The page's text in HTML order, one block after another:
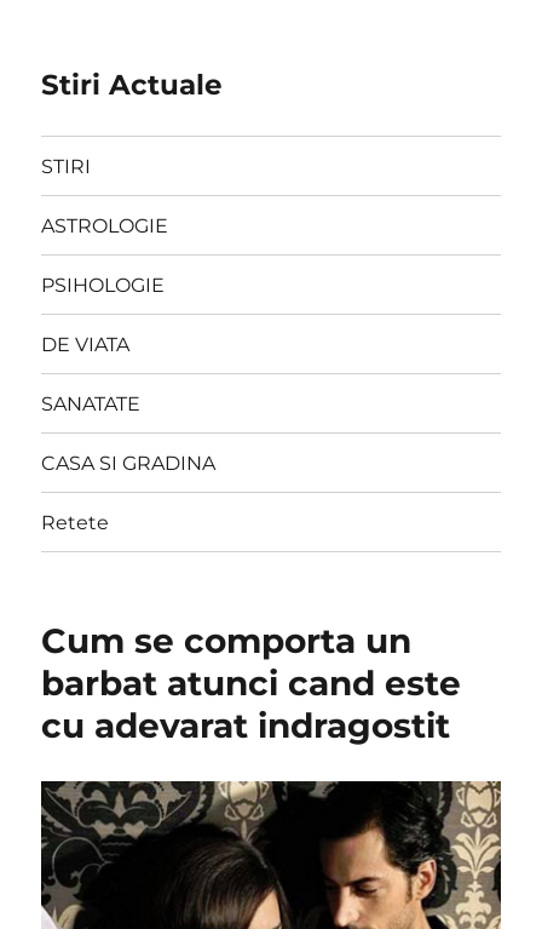
Stiri Actuale
STIRI
ASTROLOGIE
PSIHOLOGIE
DE VIATA
SANATATE
CASA SI GRADINA
Retete
Cum se comporta un
barbat atunci cand este
cu adevarat indragostit